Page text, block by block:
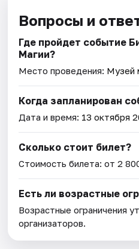
Вопросы и
Где пройдет событие
Магии?
Место проведения: Музей
Когда запланирован
Дата и время: 13 октября
Сколько стоит билет?
Стоимость билета: от 2
Есть ли возрастные
Возрастные ограничения
организаторов.